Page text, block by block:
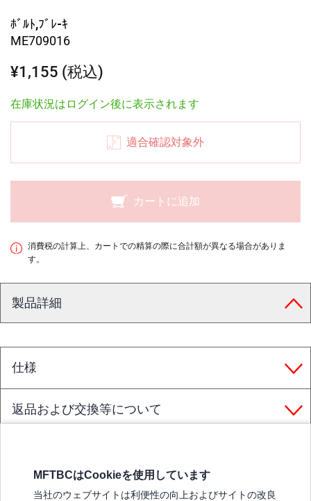
ﾎﾞﾙﾄ,ﾌﾞﾚ-ｷ
ME709016
¥1,155 (税込)
在庫状況はログイン後に表示されます
適合確認対象外
カートに追加
消費税の計算上、カートでの精算の際に合計額が異なる場合がありま
す。
製品詳細
仕様
返品および交換等について
MFTBCはCookieを使用しています
当社のウェブサイトは利便性の向上およびサイトの改良